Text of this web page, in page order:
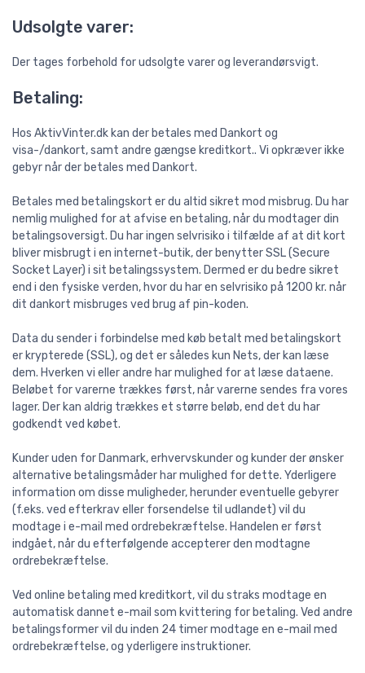
Udsolgte varer:
Der tages forbehold for udsolgte varer og leverandørsvigt.
Betaling:
Hos AktivVinter.dk kan der betales med Dankort og
visa-/dankort, samt andre gængse kreditkort.. Vi opkræver ikke
gebyr når der betales med Dankort.
Betales med betalingskort er du altid sikret mod misbrug. Du har
nemlig mulighed for at afvise en betaling, når du modtager din
betalingsoversigt. Du har ingen selvrisiko i tilfælde af at dit kort
bliver misbrugt i en internet-butik, der benytter SSL (Secure
Socket Layer) i sit betalingssystem. Dermed er du bedre sikret
end i den fysiske verden, hvor du har en selvrisiko på 1200 kr. når
dit dankort misbruges ved brug af pin-koden.
Data du sender i forbindelse med køb betalt med betalingskort
er krypterede (SSL), og det er således kun Nets, der kan læse
dem. Hverken vi eller andre har mulighed for at læse dataene.
Beløbet for varerne trækkes først, når varerne sendes fra vores
lager. Der kan aldrig trækkes et større beløb, end det du har
godkendt ved købet.
Kunder uden for Danmark, erhvervskunder og kunder der ønsker
alternative betalingsmåder har mulighed for dette. Yderligere
information om disse muligheder, herunder eventuelle gebyrer
(f.eks. ved efterkrav eller forsendelse til udlandet) vil du
modtage i e-mail med ordrebekræftelse. Handelen er først
indgået, når du efterfølgende accepterer den modtagne
ordrebekræftelse.
Ved online betaling med kreditkort, vil du straks modtage en
automatisk dannet e-mail som kvittering for betaling. Ved andre
betalingsformer vil du inden 24 timer modtage en e-mail med
ordrebekræftelse, og yderligere instruktioner.